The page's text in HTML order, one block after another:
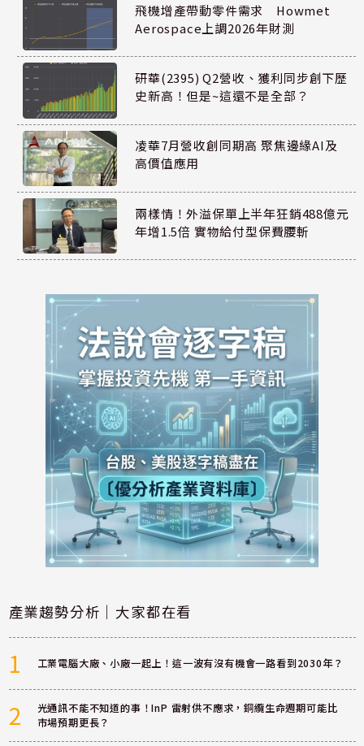
飛機增產帶動零件需求 Howmet
Aerospace上調2026年財測
研華(2395) Q2營收、獲利同步創下歷
史新高！但是~這還不是全部？
凌華7月營收創同期高 聚焦邊緣AI及
高價值應用
兩樣情！外溢保單上半年狂銷488億元
年增1.5倍 實物給付型保費腰斬
產業趨勢分析｜大家都在看
1 工業電腦大廠、小廠一起上！這一波有沒有機會一路看到2030年？
2
光通訊不能不知道的事！InP 雷射供不應求，銅纜生命週期可能比
市場預期更長？